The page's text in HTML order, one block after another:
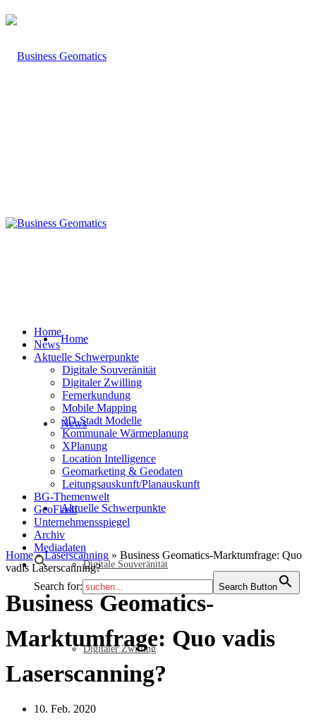
Home
News
Aktuelle Schwerpunkte
Digitale Souveränität
Digitaler Zwilling
Home
News
Aktuelle Schwerpunkte
Digitale Souveränität
Digitaler Zwilling
Fernerkundung
Mobile Mapping
3D-Stadt Modelle
Kommunale Wärmeplanung
XPlanung
Location Intelligence
Geomarketing & Geodaten
Leitungsauskunft/Planauskunft
BG-Themenwelt
GeoFlash
Unternehmensspiegel
Archiv
Mediadaten
Search for: Search Button
Home»Laserscanning » Business Geomatics-Marktumfrage: Quo
vadis Laserscanning?
Business Geomatics-
Marktumfrage: Quo vadis
Laserscanning?
10. Feb. 2020